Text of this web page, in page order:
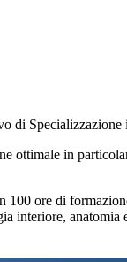
di Specializzazione
in
ore di
interiore,